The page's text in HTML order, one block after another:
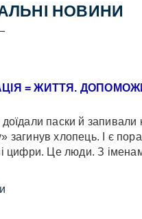
НОВИНИ
= ЖИТТЯ.
паски й
загинув хлопець. І є
цифри. Це люди. З